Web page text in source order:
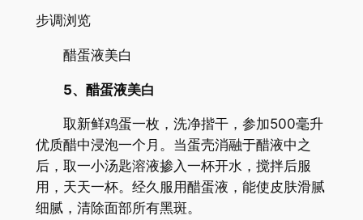
步调浏览
醋蛋液美白
5、醋蛋液美白
取新鲜鸡蛋一枚，洗净揩干，参加500毫升
优质醋中浸泡一个月。当蛋壳消融于醋液中之
后，取一小汤匙溶液掺入一杯开水，搅拌后服
用，天天一杯。经久服用醋蛋液，能使皮肤滑腻
细腻，清除面部所有黑斑。